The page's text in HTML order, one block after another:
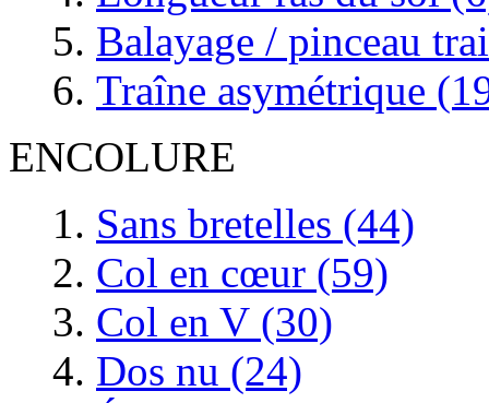
Balayage / pinceau
Traîne asymétrique
ENCOLURE
Sans bretelles (44)
Col en cœur (59)
Col en V (30)
Dos nu (24)